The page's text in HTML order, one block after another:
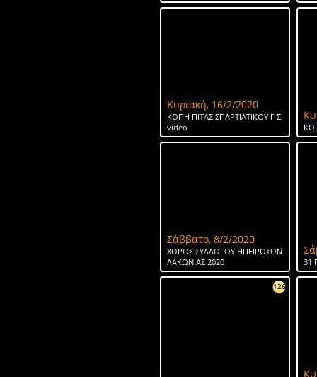
Κυριακή, 16/2/2020
ΚΟΠΗ ΠΙΤΑΣ ΣΠΑΡΤΙΑΤΙΚΟΥ Γ Σ
video
Σάββατο, 8/2/2020
ΧΟΡΟΣ ΣΥΛΛΟΓΟΥ ΗΠΕΙΡΩΤΩΝ
ΛΑΚΩΝΙΑΣ 2020
31
126